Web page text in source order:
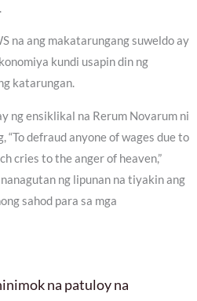
na ang makatarungang suweldo ay
kundi usapin din ng
katarungan.
ng ensiklikal na Rerum Novarum ni
“To defraud anyone of wages due to
cries to the anger of heaven,”
ng lipunan na tiyakin ang
sahod para sa mga
na patuloy na